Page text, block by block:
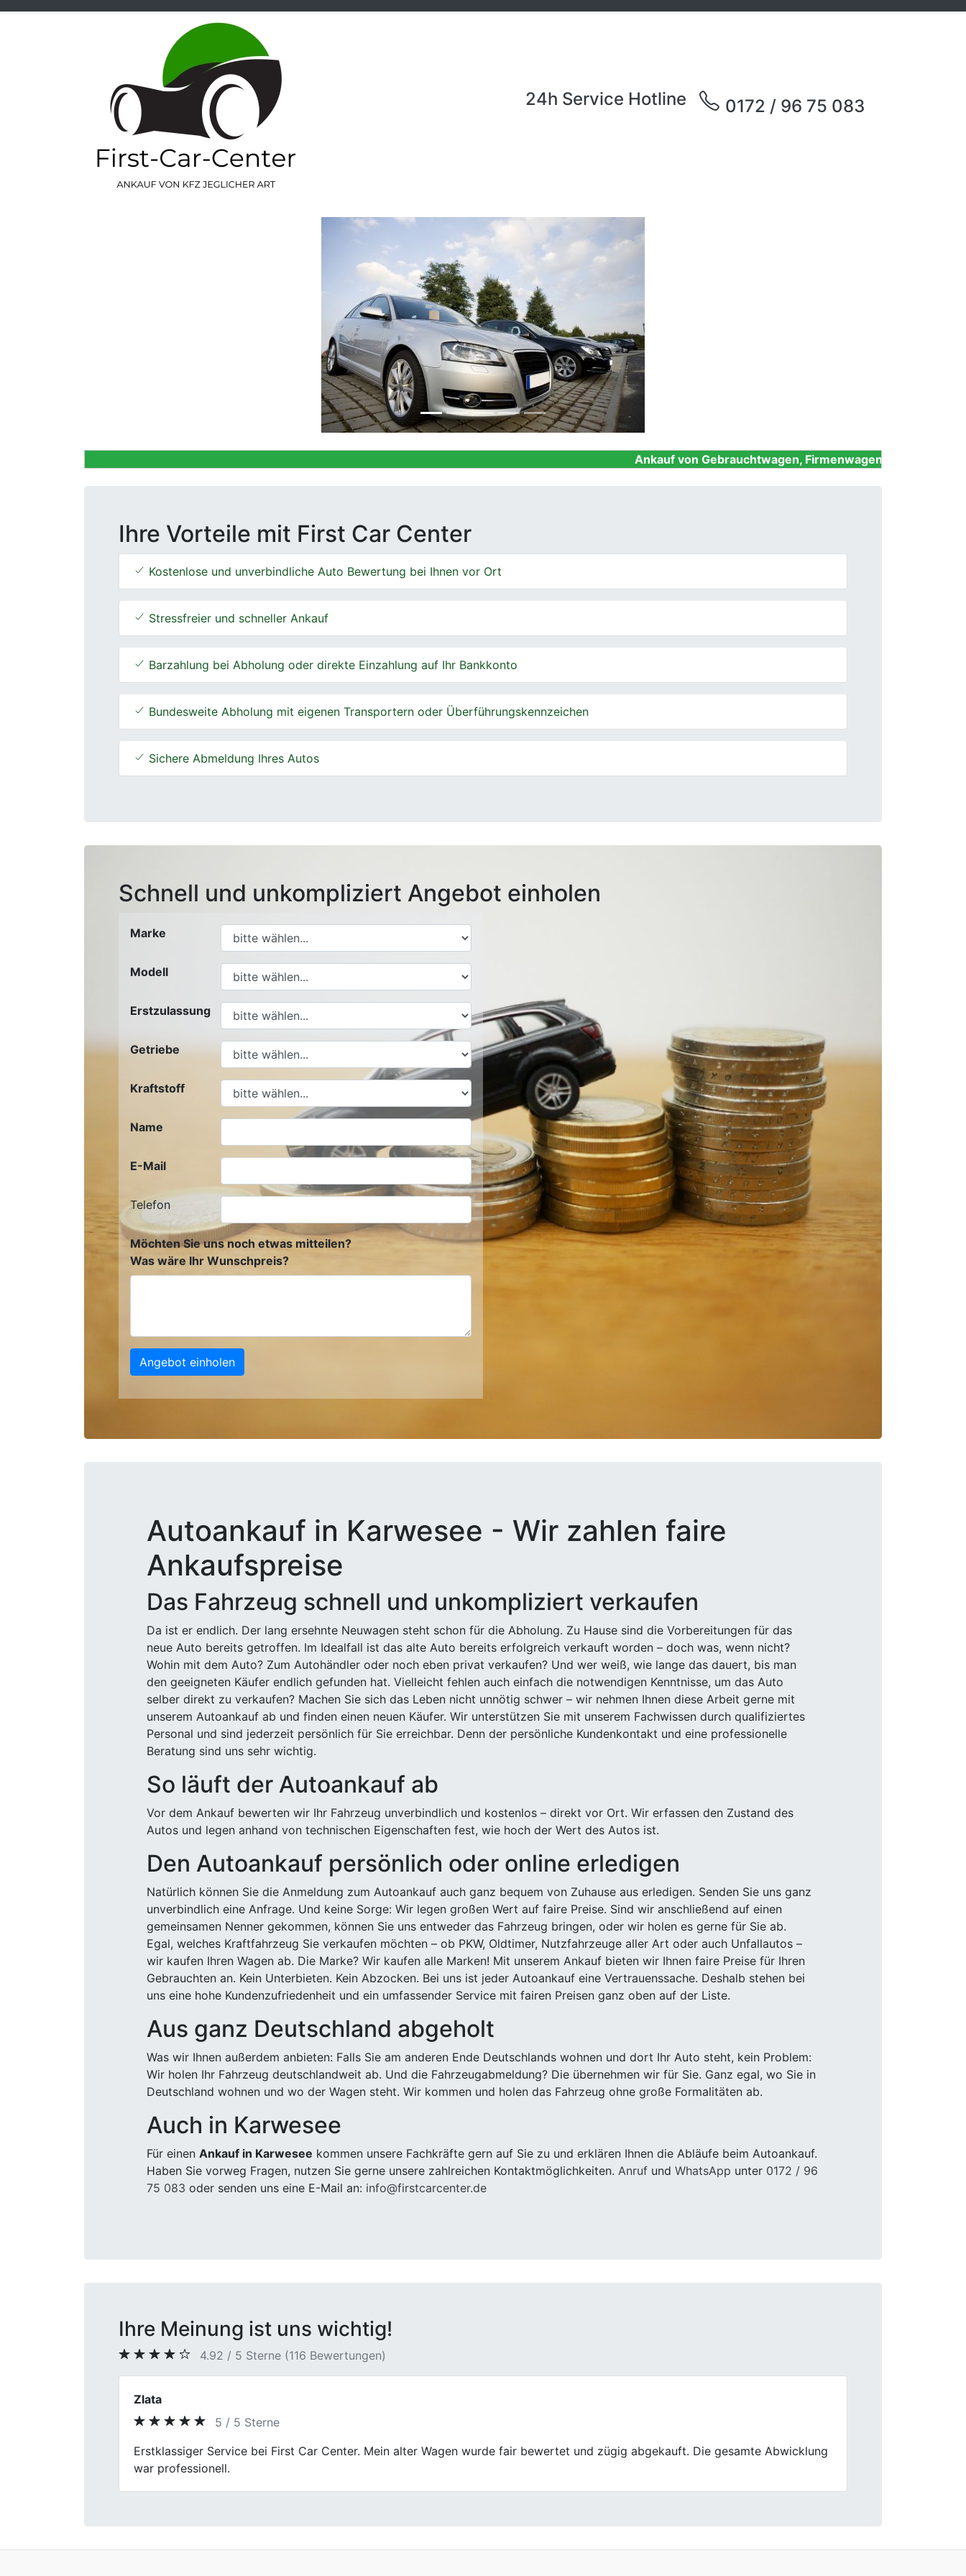
24h Service Hotline 0172 / 96 75 083
Ankauf von Gebrauchtwagen, Firmenwagen, Unfallwagen,
Ihre Vorteile mit First Car Center
Kostenlose und unverbindliche Auto Bewertung bei Ihnen vor Ort
Stressfreier und schneller Ankauf
Barzahlung bei Abholung oder direkte Einzahlung auf Ihr Bankkonto
Bundesweite Abholung mit eigenen Transportern oder Überführungskennzeichen
Sichere Abmeldung Ihres Autos
Schnell und unkompliziert Angebot einholen
Marke
Modell
Erstzulassung
Getriebe
Kraftstoff
Name
E-Mail
Telefon
Möchten Sie uns noch etwas mitteilen?
Was wäre Ihr Wunschpreis?
Angebot einholen
Autoankauf in Karwesee - Wir zahlen faire
Ankaufspreise
Das Fahrzeug schnell und unkompliziert verkaufen
Da ist er endlich. Der lang ersehnte Neuwagen steht schon für die Abholung. Zu Hause sind die Vorbereitungen für das
neue Auto bereits getroffen. Im Idealfall ist das alte Auto bereits erfolgreich verkauft worden – doch was, wenn nicht?
Wohin mit dem Auto? Zum Autohändler oder noch eben privat verkaufen? Und wer weiß, wie lange das dauert, bis man
den geeigneten Käufer endlich gefunden hat. Vielleicht fehlen auch einfach die notwendigen Kenntnisse, um das Auto
selber direkt zu verkaufen? Machen Sie sich das Leben nicht unnötig schwer – wir nehmen Ihnen diese Arbeit gerne mit
unserem Autoankauf ab und finden einen neuen Käufer. Wir unterstützen Sie mit unserem Fachwissen durch qualifiziertes
Personal und sind jederzeit persönlich für Sie erreichbar. Denn der persönliche Kundenkontakt und eine professionelle
Beratung sind uns sehr wichtig.
So läuft der Autoankauf ab
Vor dem Ankauf bewerten wir Ihr Fahrzeug unverbindlich und kostenlos – direkt vor Ort. Wir erfassen den Zustand des
Autos und legen anhand von technischen Eigenschaften fest, wie hoch der Wert des Autos ist.
Den Autoankauf persönlich oder online erledigen
Natürlich können Sie die Anmeldung zum Autoankauf auch ganz bequem von Zuhause aus erledigen. Senden Sie uns ganz
unverbindlich eine Anfrage. Und keine Sorge: Wir legen großen Wert auf faire Preise. Sind wir anschließend auf einen
gemeinsamen Nenner gekommen, können Sie uns entweder das Fahrzeug bringen, oder wir holen es gerne für Sie ab.
Egal, welches Kraftfahrzeug Sie verkaufen möchten – ob PKW, Oldtimer, Nutzfahrzeuge aller Art oder auch Unfallautos –
wir kaufen Ihren Wagen ab. Die Marke? Wir kaufen alle Marken! Mit unserem Ankauf bieten wir Ihnen faire Preise für Ihren
Gebrauchten an. Kein Unterbieten. Kein Abzocken. Bei uns ist jeder Autoankauf eine Vertrauenssache. Deshalb stehen bei
uns eine hohe Kundenzufriedenheit und ein umfassender Service mit fairen Preisen ganz oben auf der Liste.
Aus ganz Deutschland abgeholt
Was wir Ihnen außerdem anbieten: Falls Sie am anderen Ende Deutschlands wohnen und dort Ihr Auto steht, kein Problem:
Wir holen Ihr Fahrzeug deutschlandweit ab. Und die Fahrzeugabmeldung? Die übernehmen wir für Sie. Ganz egal, wo Sie in
Deutschland wohnen und wo der Wagen steht. Wir kommen und holen das Fahrzeug ohne große Formalitäten ab.
Auch in Karwesee
Für einen Ankauf in Karwesee kommen unsere Fachkräfte gern auf Sie zu und erklären Ihnen die Abläufe beim Autoankauf.
Haben Sie vorweg Fragen, nutzen Sie gerne unsere zahlreichen Kontaktmöglichkeiten. Anruf und WhatsApp unter 0172 / 96
75 083 oder senden uns eine E-Mail an: info@firstcarcenter.de
Ihre Meinung ist uns wichtig!
4.92 / 5 Sterne (116 Bewertungen)
Thomas W.
5 / 5 Sterne
Der Verkauf meines Fahrzeugs verlief von Anfang an strukturiert. Zustand, Laufleistung und Ausstattung wurden sachlich
bewertet und transparent erläutert.